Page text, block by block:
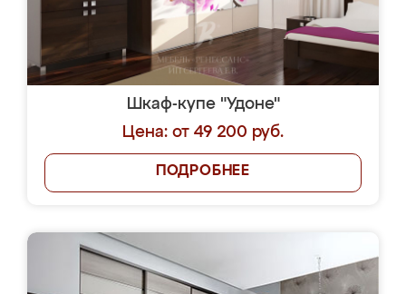
Шкаф-купе "Удоне"
Цена: от 49 200 руб.
ПОДРОБНЕЕ